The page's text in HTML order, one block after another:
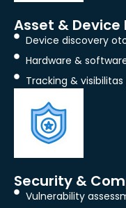
Asset &
Device discovery
Hardware &
Tracking &
Security &
Vulnerability